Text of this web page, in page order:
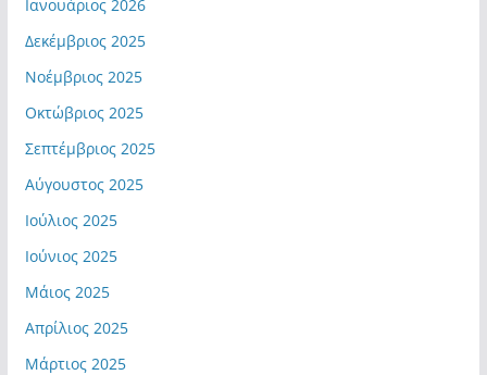
Ιανουάριος 2026
Δεκέμβριος 2025
Νοέμβριος 2025
Οκτώβριος 2025
Σεπτέμβριος 2025
Αύγουστος 2025
Ιούλιος 2025
Ιούνιος 2025
Μάιος 2025
Απρίλιος 2025
Μάρτιος 2025